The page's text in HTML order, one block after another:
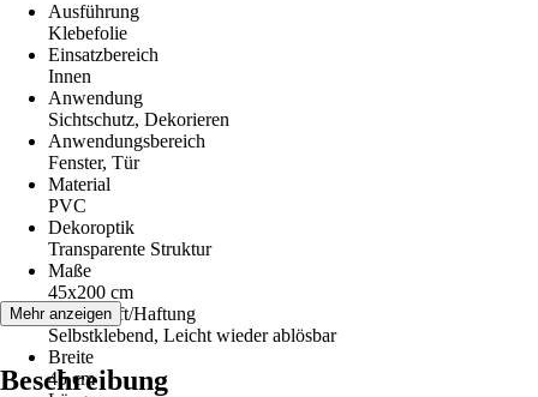
Ausführung
Klebefolie
Einsatzbereich
Innen
Anwendung
Sichtschutz, Dekorieren
Anwendungsbereich
Fenster, Tür
Material
PVC
Dekoroptik
Transparente Struktur
Maße
45x200 cm
Klebekraft/Haftung
Selbstklebend, Leicht wieder ablösbar
Breite
45 cm
Mehr anzeigen
Beschreibung